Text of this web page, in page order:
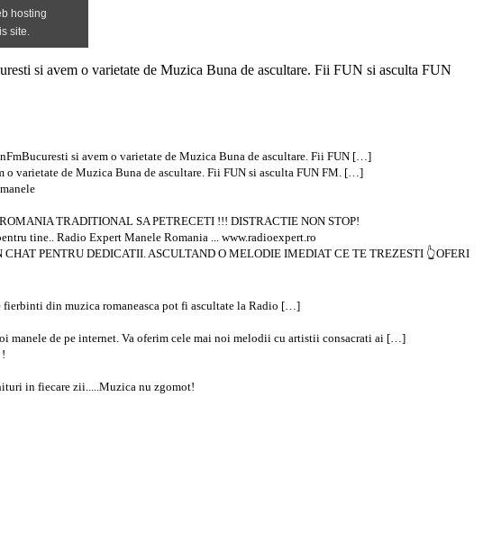
si avem o varietate de Muzica Buna de ascultare. Fii FUN si asculta FUN
si avem o varietate de Muzica Buna de ascultare. Fii FUN […]
o varietate de Muzica Buna de ascultare. Fii FUN si asculta FUN FM. […]
TRADITIONAL SA PETRECETI !!! DISTRACTIE NON STOP!
tine.. Radio Expert Manele Romania ... www.radioexpert.ro
PENTRU DEDICATII. ASCULTAND O MELODIE IMEDIAT CE TE TREZESTI 👆OFERI
din muzica romaneasca pot fi ascultate la Radio […]
manele de pe internet. Va oferim cele mai noi melodii cu artistii consacrati ai […]
in fiecare zii.....Muzica nu zgomot!